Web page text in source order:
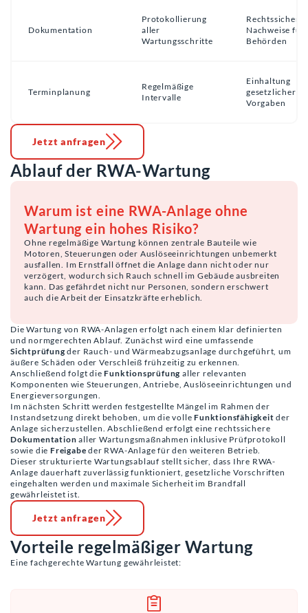
Dokumentation
Protokollierung
aller
Wartungsschritte
Rechtssichere
Nachweise für
Behörden
Terminplanung
Regelmäßige
Intervalle
Einhaltung
gesetzlicher
Vorgaben
Jetzt anfragen
Ablauf der RWA-Wartung
Warum ist eine RWA-Anlage ohne
Wartung ein hohes Risiko?
Ohne regelmäßige Wartung können zentrale Bauteile wie
Motoren, Steuerungen oder Auslöseeinrichtungen unbemerkt
ausfallen. Im Ernstfall öffnet die Anlage dann nicht oder nur
verzögert, wodurch sich Rauch schnell im Gebäude ausbreiten
kann. Das gefährdet nicht nur Personen, sondern erschwert
auch die Arbeit der Einsatzkräfte erheblich.
Die Wartung von RWA-Anlagen erfolgt nach einem klar definierten
und normgerechten Ablauf. Zunächst wird eine umfassende
Sichtprüfung der Rauch- und Wärmeabzugsanlage durchgeführt, um
äußere Schäden oder Verschleiß frühzeitig zu erkennen.
Anschließend folgt dieFunktionsprüfung aller relevanten
Komponenten wie Steuerungen, Antriebe, Auslöseeinrichtungen und
Energieversorgungen.
Im nächsten Schritt werden festgestellte Mängel im Rahmen der
Instandsetzung direkt behoben, um die volleFunktionsfähigkeit der
Anlage sicherzustellen. Abschließend erfolgt eine rechtssichere
Dokumentation aller Wartungsmaßnahmen inklusive Prüfprotokoll
sowie die Freigabe der RWA-Anlage für den weiteren Betrieb.
Dieser strukturierte Wartungsablauf stellt sicher, dass Ihre RWA-
Anlage dauerhaft zuverlässig funktioniert, gesetzliche Vorschriften
eingehalten werden und maximale Sicherheit im Brandfall
gewährleistet ist.
Jetzt anfragen
Vorteile regelmäßiger Wartung
Eine fachgerechte Wartung gewährleistet: